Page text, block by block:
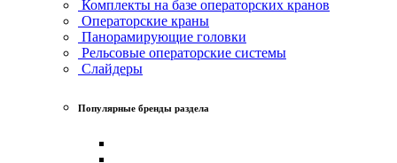
Комплекты на базе операторских кранов
Операторские краны
Панорамирующие головки
Рельсовые операторские системы
Слайдеры
Популярные бренды раздела